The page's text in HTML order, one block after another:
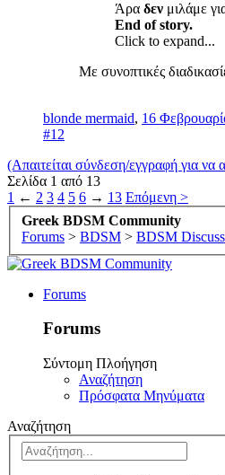
Άρα δεν μιλάμε
End of story.
Click to expand...
Με συνοπτικές
blonde mermaid, 16
#12
(Απαιτείται σύνδεση/εγγραφή για να
Σελίδα 1 από 13
1 ← 2 3 4 5 6 → 13 Επόμενη >
Greek BDSM Community
Forums > BDSM > BDSM
Forums
Forums
Σύντομη Πλοήγηση
Αναζήτηση
Πρόσφατα Μηνύματα
Αναζήτηση